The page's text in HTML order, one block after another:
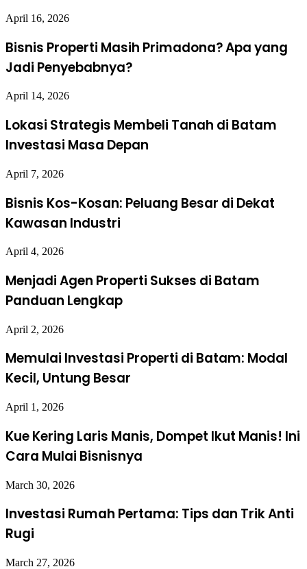
April 16, 2026
Bisnis Properti Masih Primadona? Apa yang
Jadi Penyebabnya?
April 14, 2026
Lokasi Strategis Membeli Tanah di Batam
Investasi Masa Depan
April 7, 2026
Bisnis Kos-Kosan: Peluang Besar di Dekat
Kawasan Industri
April 4, 2026
Menjadi Agen Properti Sukses di Batam
Panduan Lengkap
April 2, 2026
Memulai Investasi Properti di Batam: Modal
Kecil, Untung Besar
April 1, 2026
Kue Kering Laris Manis, Dompet Ikut Manis! Ini
Cara Mulai Bisnisnya
March 30, 2026
Investasi Rumah Pertama: Tips dan Trik Anti
Rugi
March 27, 2026